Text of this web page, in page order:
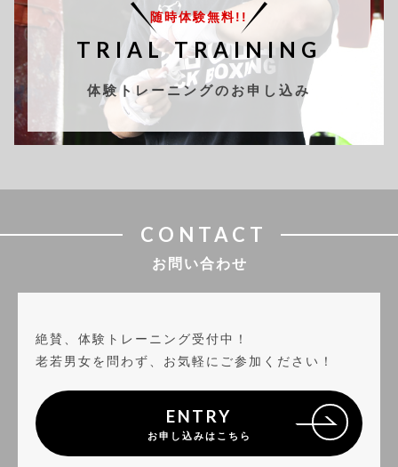
随時体験無料!!
TRIAL TRAINING
体験トレーニングのお申し込み
CONTACT
お問い合わせ
絶賛、体験トレーニング受付中！
老若男女を問わず、お気軽にご参加ください！
ENTRY
お申し込みはこちら